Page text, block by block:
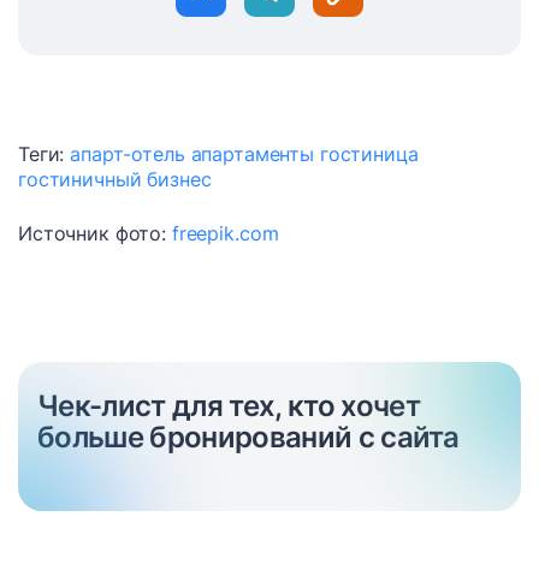
Теги:апарт-отель апартаменты гостиница
гостиничный бизнес
Источник фото: freepik.com
Чек-лист для тех, кто хочет
больше бронирований с сайта